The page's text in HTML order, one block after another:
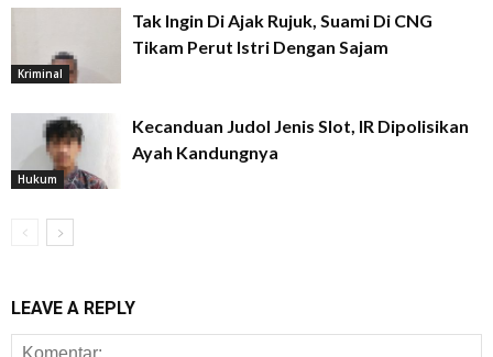
Kriminal
Tak Ingin Di Ajak Rujuk, Suami Di CNG
Tikam Perut Istri Dengan Sajam
Hukum
Kecanduan Judol Jenis Slot, IR Dipolisikan
Ayah Kandungnya
LEAVE A REPLY